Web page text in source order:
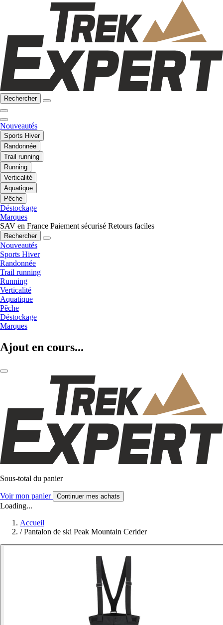
Rechercher
Nouveautés
Sports Hiver
Randonnée
Trail running
Running
Verticalité
Aquatique
Pêche
Déstockage
Marques
SAV en France Paiement sécurisé Retours faciles
Rechercher
Nouveautés
Sports Hiver
Randonnée
Trail running
Running
Verticalité
Aquatique
Pêche
Déstockage
Marques
Ajout en cours...
Sous-total du panier
Voir mon panier Continuer mes achats
Loading...
Accueil
/ Pantalon de ski Peak Mountain Cerider